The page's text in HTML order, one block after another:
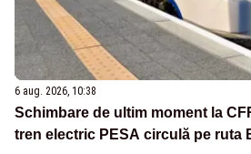
6 aug. 2026, 10:38
Schimbare de ultim moment la
tren electric PESA circulă pe ruta